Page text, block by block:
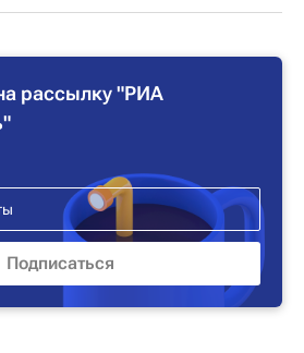
рассылку "РИА